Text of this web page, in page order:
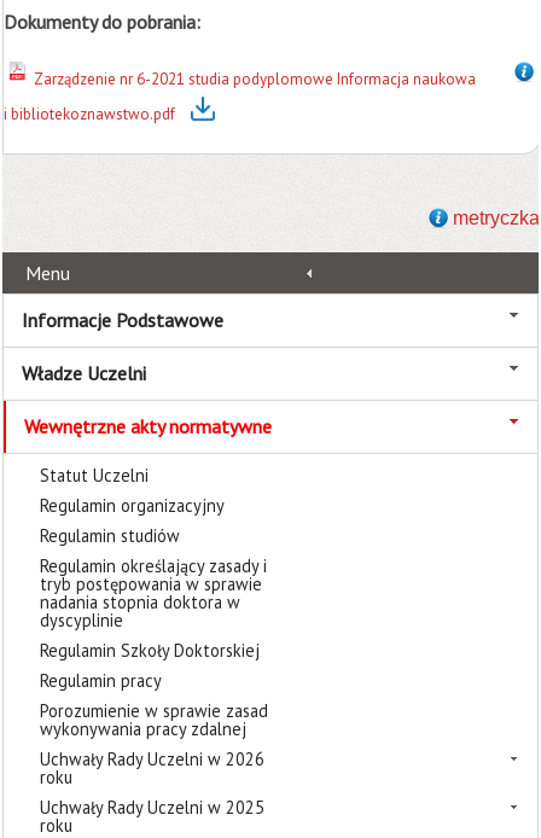
Dokumenty do pobrania:
Zarządzenie nr 6-2021 studia podyplomowe Informacja naukowa
i bibliotekoznawstwo.pdf
metryczka
Menu
Informacje Podstawowe
Władze Uczelni
Wewnętrzne akty normatywne
Statut Uczelni
Regulamin organizacyjny
Regulamin studiów
Regulamin określający zasady i
tryb postępowania w sprawie
nadania stopnia doktora w
dyscyplinie
Regulamin Szkoły Doktorskiej
Regulamin pracy
Porozumienie w sprawie zasad
wykonywania pracy zdalnej
Uchwały Rady Uczelni w 2026
roku
Uchwały Rady Uczelni w 2025
roku